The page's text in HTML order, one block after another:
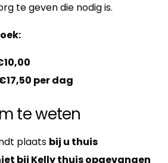
te geven die nodig is.
per dag
te weten
plaats bij u thuis
bij Kelly thuis opgevangen